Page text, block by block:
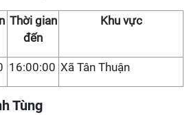
Thời gian
đến
Khu vực
16:00:00 Xã Tân Thuận
Tùng